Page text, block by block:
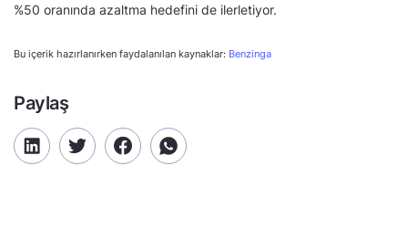
%50 oranında azaltma hedefini de ilerletiyor.
Bu içerik hazırlanırken faydalanılan kaynaklar: Benzinga
Paylaş